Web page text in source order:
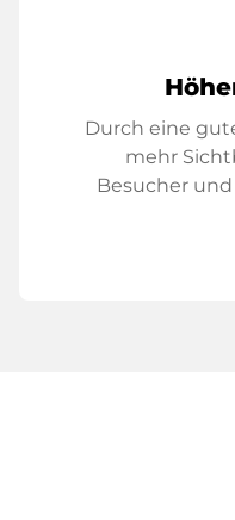
Durch eine
mehr
Besucher